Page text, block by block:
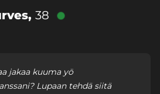
38
jakaa kuuma yö
Lupaan tehdä siitä